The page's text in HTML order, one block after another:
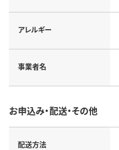
アレルギー
事業者名
お申込み・配送・その他
配送方法